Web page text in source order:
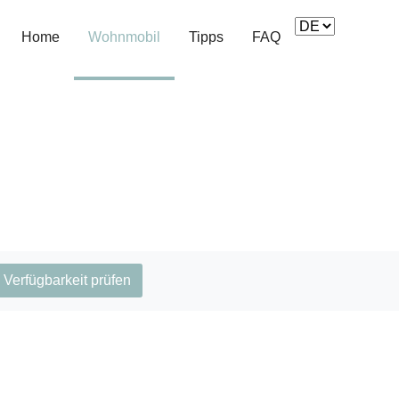
Home Wohnmobil (current)
Tipps FAQ
Verfügbarkeit prüfen